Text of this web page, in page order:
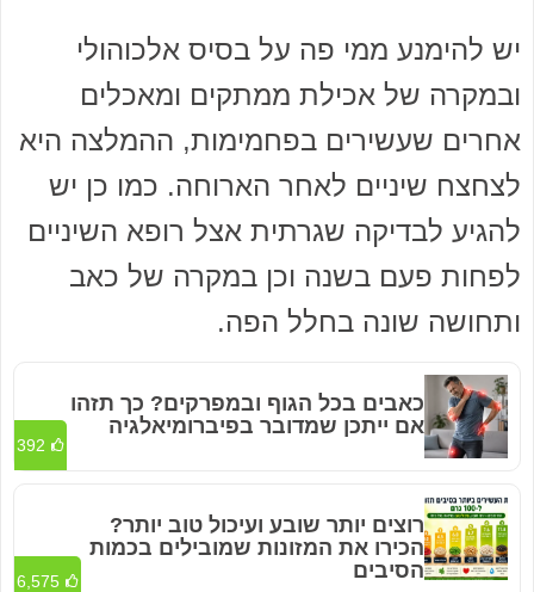
יש להימנע ממי פה על בסיס אלכוהולי
ובמקרה של אכילת ממתקים ומאכלים
אחרים שעשירים בפחמימות, ההמלצה היא
לצחצח שיניים לאחר הארוחה. כמו כן יש
להגיע לבדיקה שגרתית אצל רופא השיניים
לפחות פעם בשנה וכן במקרה של כאב
ותחושה שונה בחלל הפה.
כאבים בכל הגוף ובמפרקים? כך תזהו
אם ייתכן שמדובר בפיברומיאלגיה
392
רוצים יותר שובע ועיכול טוב יותר?
הכירו את המזונות שמובילים בכמות
הסיבים
6,575